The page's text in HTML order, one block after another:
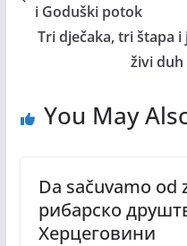
i Goduški potok
Tri dječaka, tri štapa
živi duh
You May
Da sačuvamo od
рибарско
Херцеговини